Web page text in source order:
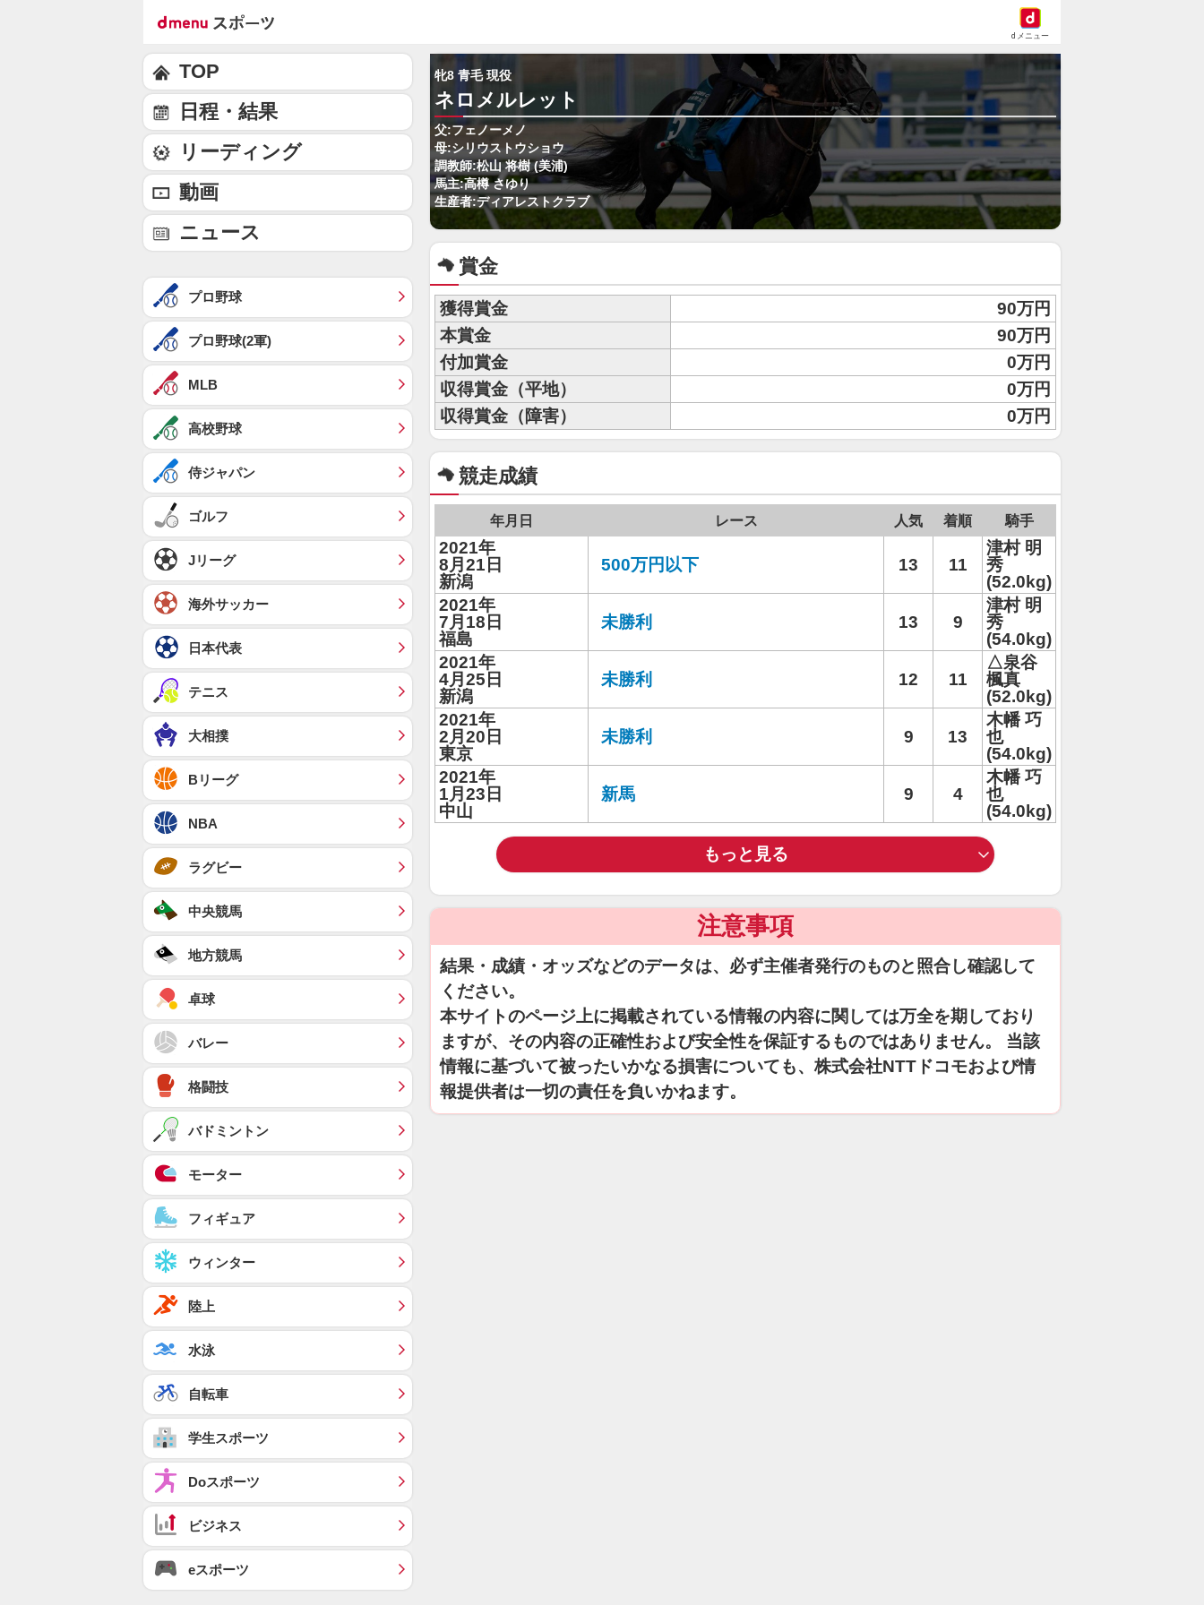
dメニュー
牝8 青毛 現役
ネロメルレット
父:フェノーメノ
母:シリウストウショウ
調教師:松山 将樹 (美浦)
馬主:高樽 さゆり
生産者:ディアレストクラブ
賞金
獲得賞金
90万円
本賞金
90万円
付加賞金
0万円
収得賞金（平地）
0万円
収得賞金（障害）
0万円
競走成績
年月日 レース 人気 着順 騎手
2021年
8月21日
新潟
500万円以下 13 11
津村 明
秀
(52.0kg)
2021年
7月18日
福島
未勝利 13 9
津村 明
秀
(54.0kg)
2021年
4月25日
新潟
未勝利 12 11
△泉谷
楓真
(52.0kg)
2021年
2月20日
東京
未勝利 9 13
木幡 巧
也
(54.0kg)
2021年
1月23日
中山
新馬 9 4
木幡 巧
也
(54.0kg)
もっと見る
注意事項
結果・成績・オッズなどのデータは、必ず主催者発行のものと照合し確認して
ください。
本サイトのページ上に掲載されている情報の内容に関しては万全を期しており
ますが、その内容の正確性および安全性を保証するものではありません。 当該
情報に基づいて被ったいかなる損害についても、株式会社NTTドコモおよび情
報提供者は一切の責任を負いかねます。
TOP
日程・結果
リーディング
動画
ニュース
プロ野球
プロ野球(2軍)
MLB
高校野球
侍ジャパン
ゴルフ
Jリーグ
海外サッカー
日本代表
テニス
大相撲
Bリーグ
NBA
ラグビー
中央競馬
地方競馬
卓球
バレー
格闘技
バドミントン
モーター
フィギュア
ウィンター
陸上
水泳
自転車
学生スポーツ
Doスポーツ
ビジネス
eスポーツ